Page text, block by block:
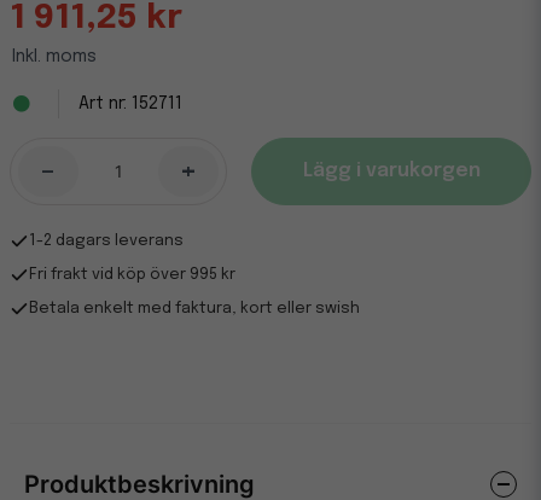
1 911,25 kr
Inkl. moms
152711
- + Lägg i varukorgen
1-2 dagars leverans
Fri frakt vid köp över 995 kr
Betala enkelt med faktura, kort eller swish
Produktbeskrivning